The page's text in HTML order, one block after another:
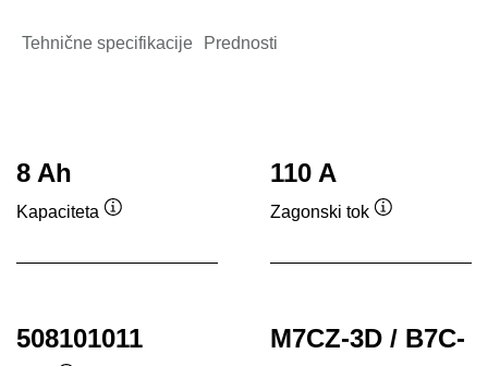
Tehnične specifikacije Prednosti
8 Ah
Kapaciteta
110 A
Zagonski tok
508101011
M7CZ-3D / B7C-